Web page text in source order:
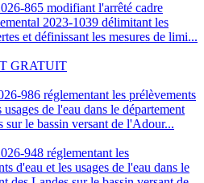
865 modifiant l'arrêté cadre
2023-1039 délimitant les
et définissant les mesures de limi...
GRATUIT
986 réglementant les prélèvements
usages de l'eau dans le département
sur le bassin versant de l'Adour...
948 réglementant les
d'eau et les usages de l'eau dans le